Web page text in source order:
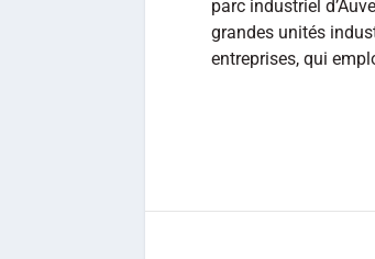
parc industriel
grandes unités
entreprises, qui